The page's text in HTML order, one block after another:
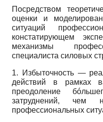
Посредством
оценки и
ситуаций
констатирующем
механизмы
специалиста силовых
1. Избыточность —
действий в рамках
преодоление
затруднений, чем
профессиональных